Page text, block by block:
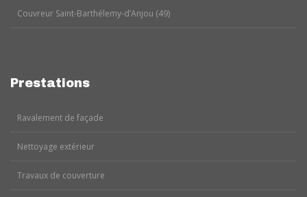
Couvreur Saint-Barthélemy-d’Anjou (49)
Prestations
Ravalement de façade
Nettoyage extérieur
Travaux de couverture